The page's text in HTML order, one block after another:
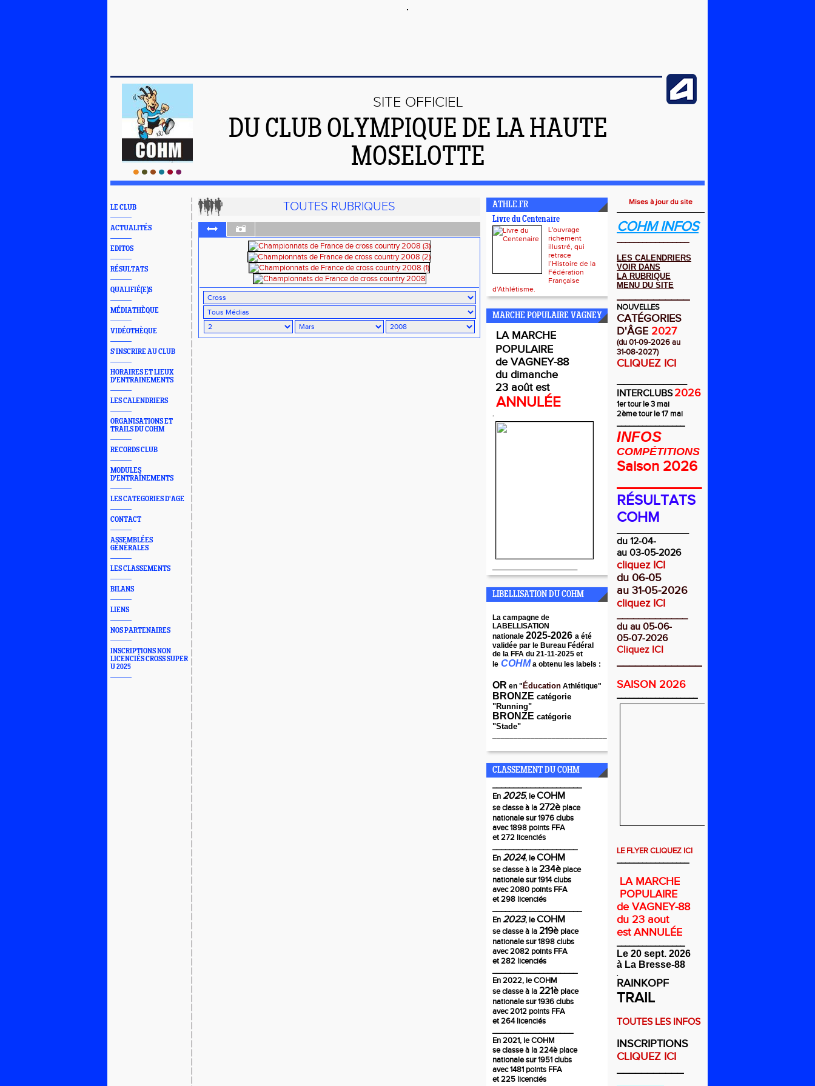
SITE OFFICIEL
DU CLUB OLYMPIQUE DE LA HAUTE
MOSELOTTE
LE CLUB
ACTUALITÉS
EDITOS
RÉSULTATS
QUALIFIÉ(E)S
MÉDIATHÈQUE
VIDÉOTHÈQUE
S'INSCRIRE AU CLUB
HORAIRES ET LIEUX
D'ENTRAINEMENTS
LES CALENDRIERS
ORGANISATIONS ET
TRAILS DU COHM
RECORDS CLUB
MODULES
D'ENTRAÎNEMENTS
LES CATEGORIES D'AGE
CONTACT
ASSEMBLÉES
GÉNÉRALES
LES CLASSEMENTS
BILANS
LIENS
NOS PARTENAIRES
INSCRIPTIONS NON
LICENCIÉS CROSS SUPER
U 2025
TOUTES RUBRIQUES
ATHLE.FR
Livre du Centenaire
L'ouvrage
richement
illustré, qui
retrace
l’Histoire de la
Fédération
Française
d'Athlétisme.
MARCHE POPULAIRE VAGNEY
LA MARCHE
POPULAIRE
de VAGNEY-88
du dimanche
23 août est
ANNULÉE
.
LIBELLISATION DU COHM
La campagne de
LABELLISATION
nationale 2025-2026 a été
validée par le Bureau Fédéral
de la FFA du 21-11-2025 et
le COHM a obtenu les labels :
OR en " Éducation Athlétique"
BRONZE catégorie
"Running"
BRONZE catégorie
"Stade"
CLASSEMENT DU COHM
_____________________
En2025, leCOHM
se classe à la272è place
nationale sur 1976 clubs
avec 1898 points FFA
et 272 licenciés
____________________
En2024, leCOHM
se classe à la234è place
nationale sur 1914 clubs
avec 2080 points FFA
et 298 licenciés
_____________________
En2023, leCOHM
se classe à la219è place
nationale sur 1898 clubs
avec 2082 points FFA
et 282 licenciés
____________________
En2022, le COHM
se classe à la221è place
nationale sur 1936 clubs
avec 2012 points FFA
et 264 licenciés
___________________
En 2021, le COHM
se classe à la224èplace
nationale sur 1951 clubs
avec 1481 points FFA
et 225 licenciés
Mises à jour du site
COHM INFOS
_________________
LES CALENDRIERS
VOIR DANS
LA RUBRIQUE
MENU DU SITE
NOUVELLES
CATÉGORIES
D'ÂGE 2027
(du 01-09-2026 au
31-08-2027)
CLIQUEZ ICI
INTERCLUBS 2026
1er tour le 3 mai
2ème tour le 17 mai
________________
INFOS
COMPÉTITIONS
Saison 2026
__________
RÉSULTATS
COHM
du 12-04-
au 03-05-2026
cliquez ICI
du 06-05
au 31-05-2026
cliquez ICI
_____________
du au 05-06-
05-07-2026
Cliquez ICI
SAISON 2026
___________________
LE FLYER CLIQUEZ ICI
_________________
LA MARCHE
POPULAIRE
de VAGNEY-88
du 23 aout
est ANNULÉE
________________
Le 20 sept. 2026
à La Bresse-88
RAINKOPF
TRAIL
TOUTES LES INFOS
INSCRIPTIONS
CLIQUEZ ICI